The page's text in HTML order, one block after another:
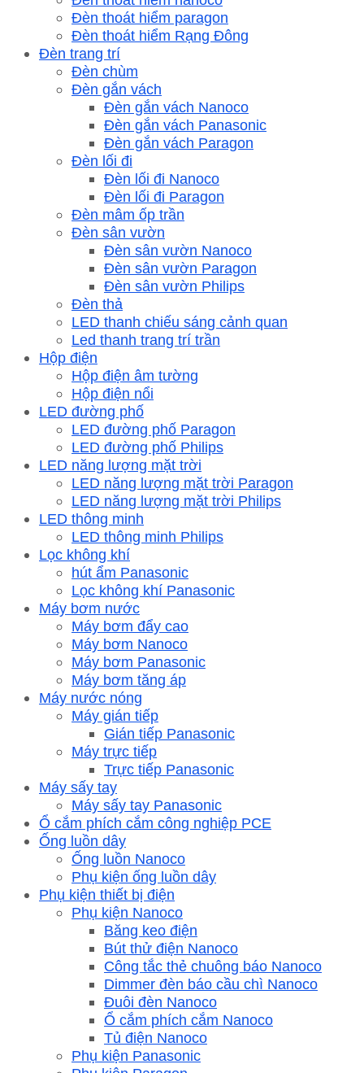
Đèn thoát hiểm paragon
Đèn thoát hiểm Rạng Đông
Đèn trang trí
Đèn chùm
Đèn gắn vách
Đèn gắn vách Nanoco
Đèn gắn vách Panasonic
Đèn gắn vách Paragon
Đèn lối đi
Đèn lối đi Nanoco
Đèn lối đi Paragon
Đèn mâm ốp trần
Đèn sân vườn
Đèn sân vườn Nanoco
Đèn sân vườn Paragon
Đèn sân vườn Philips
Đèn thả
LED thanh chiếu sáng cảnh quan
Led thanh trang trí trần
Hộp điện
Hộp điện âm tường
Hộp điện nổi
LED đường phố
LED đường phố Paragon
LED đường phố Philips
LED năng lượng mặt trời
LED năng lượng mặt trời Paragon
LED năng lượng mặt trời Philips
LED thông minh
LED thông minh Philips
Lọc không khí
hút ẩm Panasonic
Lọc không khí Panasonic
Máy bơm nước
Máy bơm đẩy cao
Máy bơm Nanoco
Máy bơm Panasonic
Máy bơm tăng áp
Máy nước nóng
Máy gián tiếp
Gián tiếp Panasonic
Máy trực tiếp
Trực tiếp Panasonic
Máy sấy tay
Máy sấy tay Panasonic
Ổ cắm phích cắm công nghiệp PCE
Ống luồn dây
Ống luồn Nanoco
Phụ kiện ống luồn dây
Phụ kiện thiết bị điện
Phụ kiện Nanoco
Băng keo điện
Bút thử điện Nanoco
Công tắc thẻ chuông báo Nanoco
Dimmer đèn báo cầu chì Nanoco
Đuôi đèn Nanoco
Ổ cắm phích cắm Nanoco
Tủ điện Nanoco
Phụ kiện Panasonic